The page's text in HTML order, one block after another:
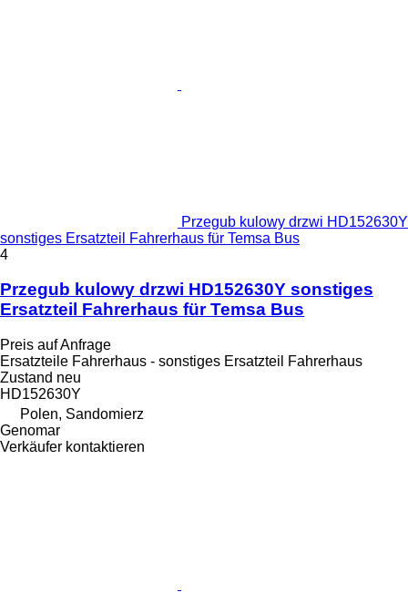
Przegub kulowy drzwi HD152630Y
sonstiges Ersatzteil Fahrerhaus für Temsa Bus
4
Przegub kulowy drzwi HD152630Y sonstiges
Ersatzteil Fahrerhaus für Temsa Bus
Preis auf Anfrage
Ersatzteile Fahrerhaus - sonstiges Ersatzteil Fahrerhaus
Zustand neu
HD152630Y
Polen, Sandomierz
Genomar
Verkäufer kontaktieren